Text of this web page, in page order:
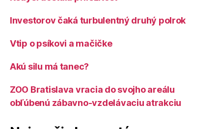
Investorov čaká turbulentný druhý polrok
Vtip o psíkovi a mačičke
Akú silu má tanec?
ZOO Bratislava vracia do svojho areálu
obľúbenú zábavno-vzdelávaciu atrakciu